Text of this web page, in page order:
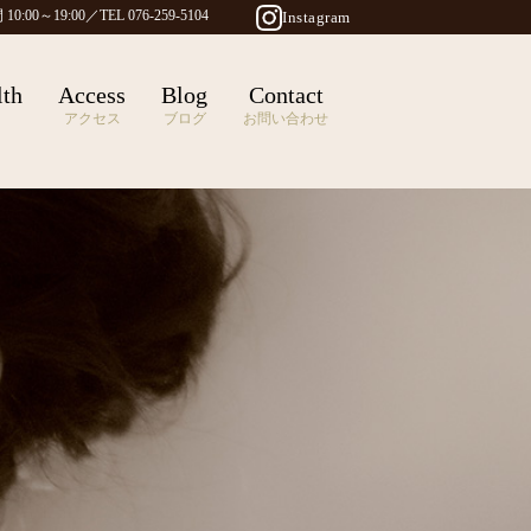
10:00～19:00／TEL 076-259-5104 Instagram
Access
アクセス
Blog
ブログ
Contact
お問い合わせ